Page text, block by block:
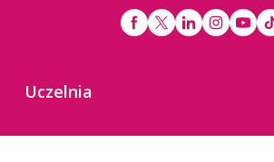
Uczelnia